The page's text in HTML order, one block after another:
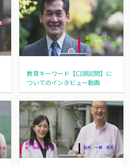
教育キーワード【口頭試問】に
ついてのインタビュー動画